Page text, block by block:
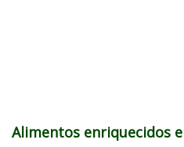
Alimentos enriquecidos